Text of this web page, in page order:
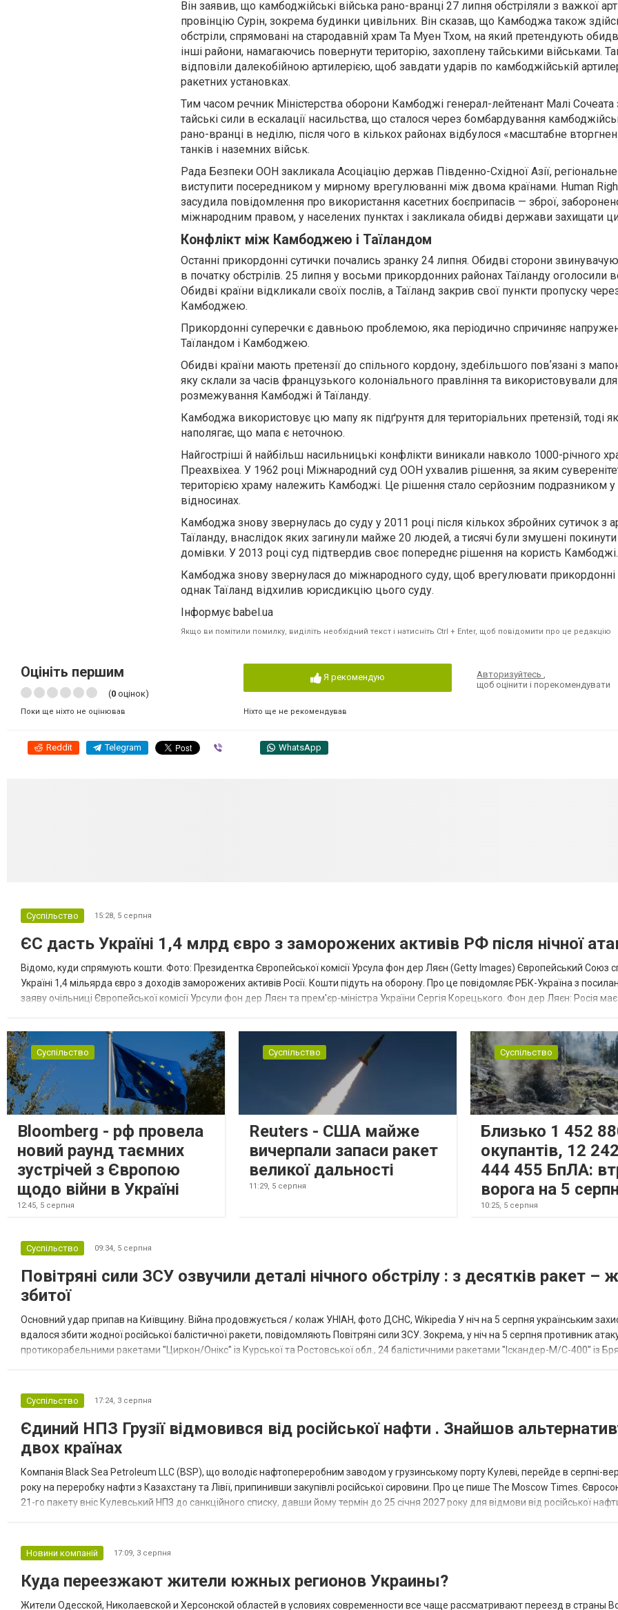
Він заявив, що камбоджійські війська рано-вранці 27 липня обстріляли з важкої
провінцію Сурін, зокрема будинки цивільних. Він сказав, що Камбоджа також
обстріли, спрямовані на стародавній храм Та Муен Тхом, на який претендують
інші райони, намагаючись повернути територію, захоплену тайськими військами.
відповіли далекобійною артилерією, щоб завдати ударів по камбоджійській
ракетних установках.
Тим часом речник Міністерства оборони Камбоджі генерал-лейтенант Малі Сочеата
тайські сили в ескалації насильства, що сталося через бомбардування
рано-вранці в неділю, після чого в кількох районах відбулося «масштабне
танків і наземних військ.
Рада Безпеки ООН закликала Асоціацію держав Південно-Східної Азії, регіональне
виступити посередником у мирному врегулюванні між двома країнами. Human
засудила повідомлення про використання касетних боєприпасів — зброї,
міжнародним правом, у населених пунктах і закликала обидві держави захищати
Конфлікт між Камбоджею і Таїландом
Останні прикордонні сутички почались зранку 24 липня. Обидві сторони
в початку обстрілів. 25 липня у восьми прикордонних районах Таїланду оголосили
Обидві країни відкликали своїх послів, а Таїланд закрив свої пункти пропуску
Камбоджею.
Прикордонні суперечки є давньою проблемою, яка періодично спричиняє
Таїландом і Камбоджею.
Обидві країни мають претензії до спільного кордону, здебільшого повʼязані з
яку склали за часів французького колоніального правління та використовували для
розмежування Камбоджі й Таїланду.
Камбоджа використовує цю мапу як підґрунтя для територіальних претензій, тоді
наполягає, що мапа є неточною.
Найгостріші й найбільш насильницькі конфлікти виникали навколо 1000-річного
Преахвіхеа. У 1962 році Міжнародний суд ООН ухвалив рішення, за яким
територією храму належить Камбоджі. Це рішення стало серйозним подразником у
відносинах.
Камбоджа знову звернулась до суду у 2011 році після кількох збройних сутичок з
Таїланду, внаслідок яких загинули майже 20 людей, а тисячі були змушені покинути
домівки. У 2013 році суд підтвердив своє попереднє рішення на користь Камбоджі.
Камбоджа знову звернулася до міжнародного суду, щоб врегулювати прикордонні
однак Таїланд відхилив юрисдикцію цього суду.
Інформує babel.ua
Якщо ви помітили помилку, виділіть необхідний текст і натисніть Ctrl + Enter, щоб повідомити про це редакцію
Оцініть першим
(0 оцінок)
Поки ще ніхто не оцінював
Я рекомендую
Ніхто ще не рекомендував
Авторизуйтесь,
щоб оцінити і порекомендувати
Reddit Telegram WhatsApp
Суспільство 15:28, 5 серпня
ЄС дасть Україні 1,4 млрд євро з заморожених активів РФ після нічної
Відомо, куди спрямують кошти. Фото: Президентка Європейської комісії Урсула фон дер Ляєн (Getty Images) Європейський Союз
Україні 1,4 мільярда євро з доходів заморожених активів Росії. Кошти підуть на оборону. Про це повідомляє РБК-Україна з
заяву очільниці Європейської комісії Урсули фон дер Ляєн та прем'єр-міністра України Сергія Корецького. Фон дер Ляєн: Росія
Суспільство
Bloomberg - рф провела
новий раунд таємних
зустрічей з Європою
щодо війни в Україні
12:45, 5 серпня
Суспільство
Reuters - США майже
вичерпали запаси ракет
великої дальності
11:29, 5 серпня
Суспільство
Близько 1 452
окупантів, 12
444 455 БпЛА:
ворога на 5
10:25, 5 серпня
Суспільство 09:34, 5 серпня
Повітряні сили ЗСУ озвучили деталі нічного обстрілу : з десятків ракет –
збитої
Основний удар припав на Київщину. Війна продовжується / колаж УНІАН, фото ДСНС, Wikipedia У ніч на 5 серпня українським
вдалося збити жодної російської балістичної ракети, повідомляють Повітряні сили ЗСУ. Зокрема, у ніч на 5 серпня противник
протикорабельними ракетами "Циркон/Онікс" із Курської та Ростовської обл., 24 балістичними ракетами "Іскандер-М/С-400" із
Суспільство 17:24, 3 серпня
Єдиний НПЗ Грузії відмовився від російської нафти . Знайшов
двох країнах
Компанія Black Sea Petroleum LLC (BSP), що володіє нафтопереробним заводом у грузинському порту Кулеві, перейде в серпні-
року на переробку нафти з Казахстану та Лівії, припинивши закупівлі російської сировини. Про це пише The Moscow Times.
21-го пакету вніс Кулевський НПЗ до санкційного списку, давши йому термін до 25 січня 2027 року для відмови від російської
Новини компаній 17:09, 3 серпня
Куда переезжают жители южных регионов Украины?
Жители Одесской, Николаевской и Херсонской областей в условиях современности все чаще рассматривают переезд в страны